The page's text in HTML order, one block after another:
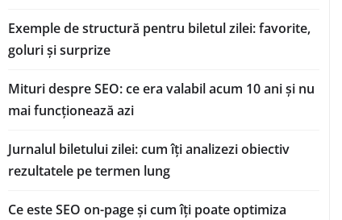
Exemple de structură pentru biletul zilei: favorite,
goluri și surprize
Mituri despre SEO: ce era valabil acum 10 ani și nu
mai funcționează azi
Jurnalul biletului zilei: cum îți analizezi obiectiv
rezultatele pe termen lung
Ce este SEO on-page și cum îți poate optimiza